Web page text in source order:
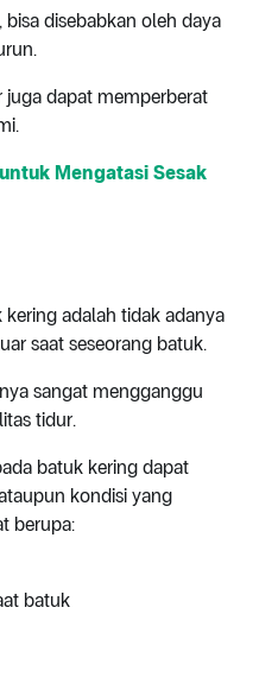
disebabkan oleh daya
juga dapat memperberat
Mengatasi Sesak
adalah tidak adanya
saat seseorang batuk.
sangat mengganggu
tidur.
batuk kering dapat
kondisi yang
berupa:
batuk